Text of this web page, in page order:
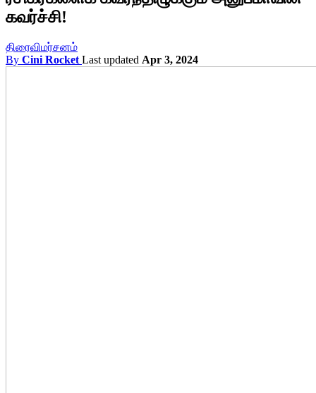
கவர்ச்சி!
திரைவிமர்சனம்
By Cini Rocket Last updated Apr 3, 2024